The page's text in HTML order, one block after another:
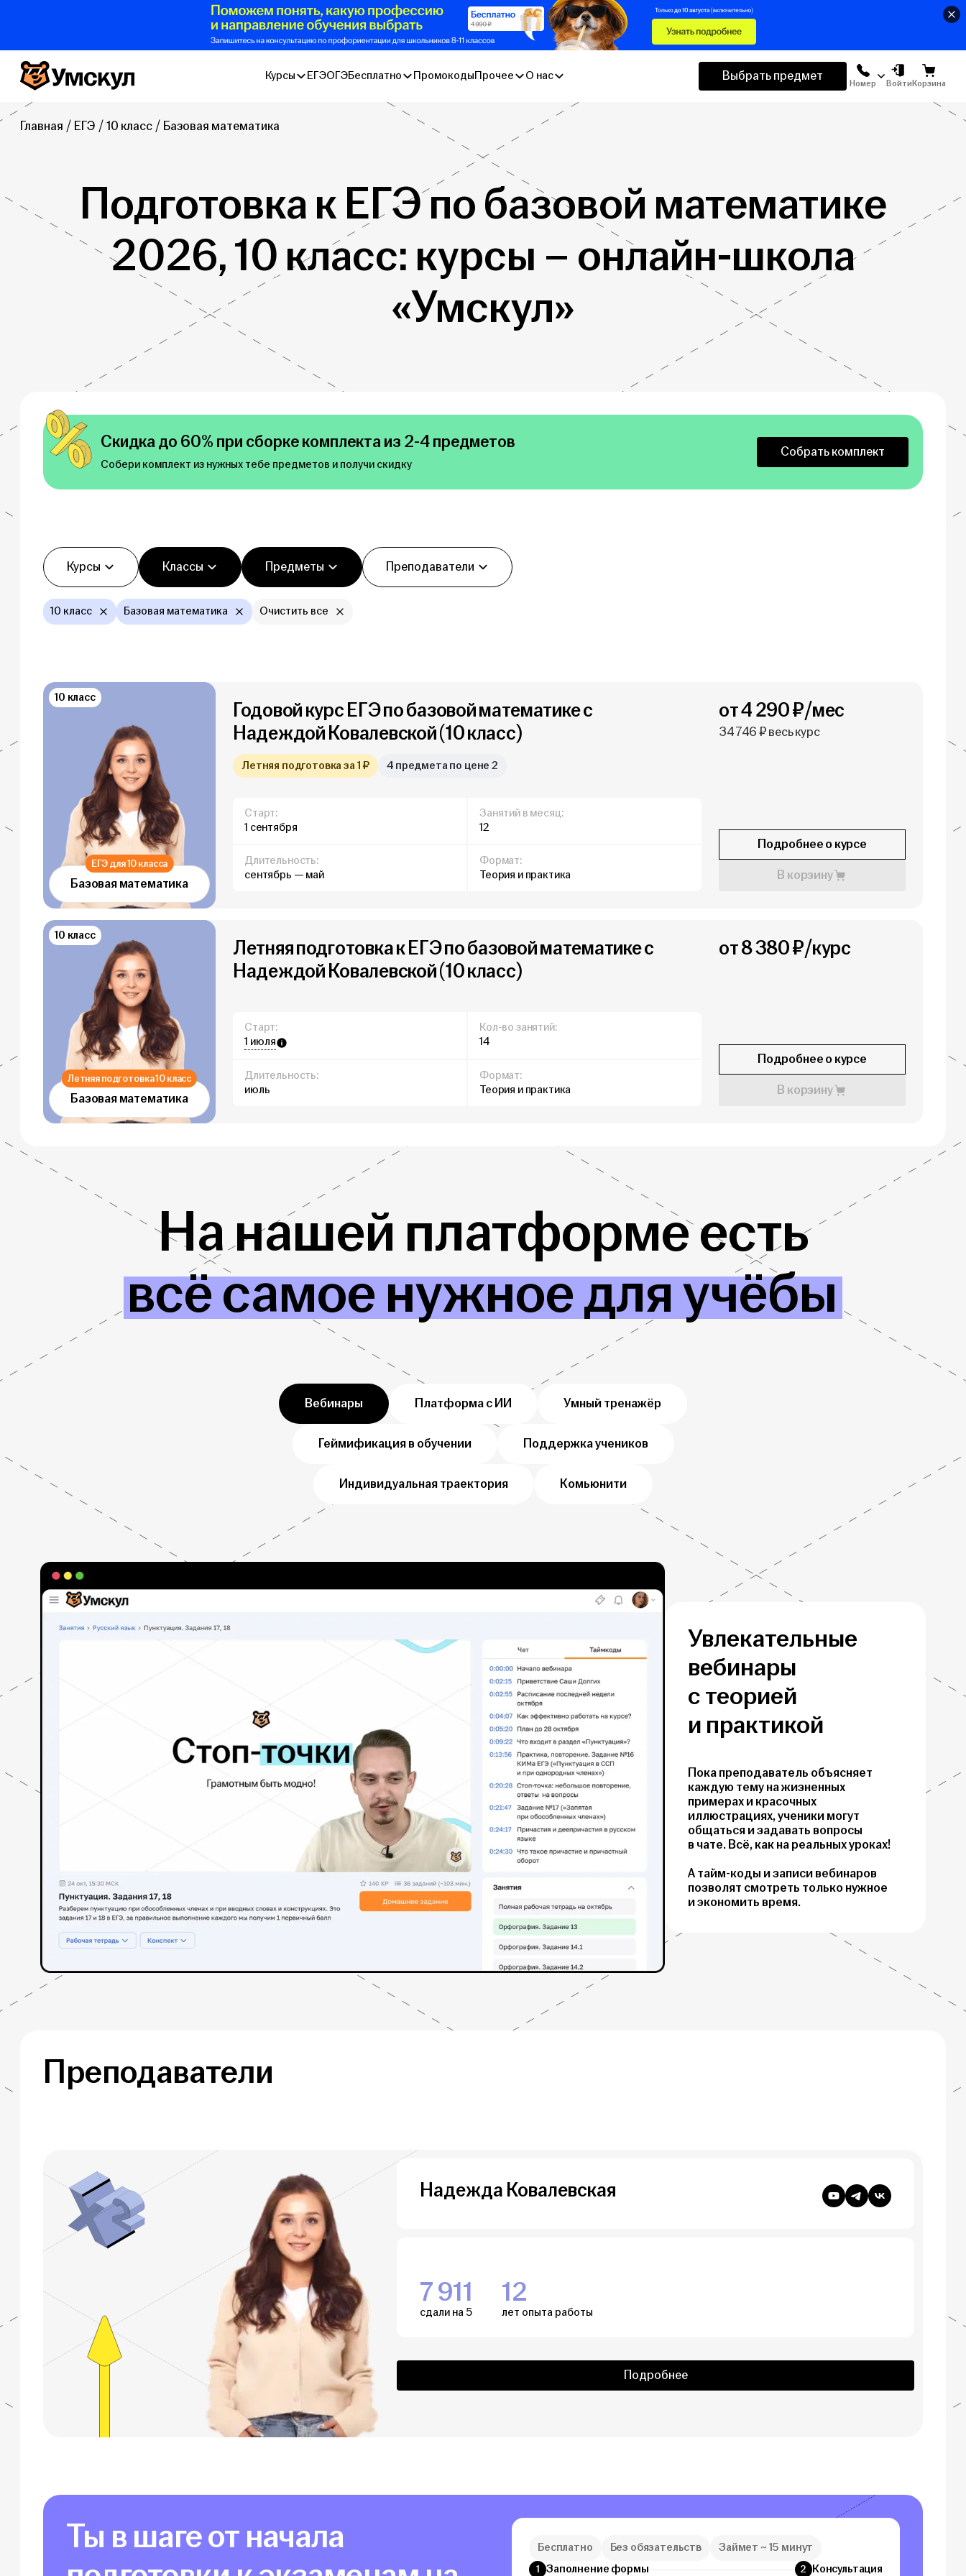
Умскул
Курсы ЕГЭОГЭБесплатно ПромокодыПрочее О нас Выбрать предмет
Номер ВойтиКорзина
Главная ЕГЭ 10 класс Базовая математика
Подготовка к ЕГЭ по базовой математике
2026, 10 класс: курсы – онлайн-школа
«Умскул»
Скидка до 60% при сборке комплекта из 2-4 предметов
Собери комплект из нужных тебе предметов и получи скидку
Собрать комплект
Фильтры
Курсы Классы Предметы Преподаватели
10 класс Базовая математика Очистить все
Базовая математика
ЕГЭ для 10 класса
10 класс
Годовой курс ЕГЭ по базовой математике с
Надеждой Ковалевской (10 класс)
Летняя подготовка за 1 ₽ 4 предмета по цене 2
Старт:
1 сентября
Занятий в месяц:
12
Длительность:
сентябрь — май
Формат:
Теория и практика
от 4 290 ₽/мес
34 746 ₽ весь курс
Подробнее о курсе
В корзину
Базовая математика
Летняя подготовка 10 класс
10 класс
Летняя подготовка к ЕГЭ по базовой математике с
Надеждой Ковалевской (10 класс)
Старт:
1 июля
Кол-во занятий:
14
Длительность:
июль
Формат:
Теория и практика
от 8 380 ₽/курс
Подробнее о курсе
В корзину
На нашей платформе есть
всё самое нужное для учёбы
Вебинары Платформа с ИИ Умный тренажёр
Геймификация в обучении Поддержка учеников
Индивидуальная траектория Комьюнити
Увлекательные
вебинары
с теорией
и практикой
Пока преподаватель объясняет
каждую тему на жизненных
примерах и красочных
иллюстрациях, ученики могут
общаться и задавать вопросы
в чате. Всё, как на реальных уроках!
А тайм-коды и записи вебинаров
позволят смотреть только нужное
и экономить время.
Преподаватели
Надежда Ковалевская
7 911
сдали на 5
12
лет опыта работы
Подробнее
Ты в шаге от начала
Бесплатно Без обязательств Займет ~ 15 минут
1 Заполнение формы 2 Консультация